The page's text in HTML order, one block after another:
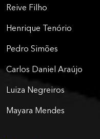
Reive Filho
Henrique Tenório
Pedro Simões
Carlos Daniel Araújo
Luiza Negreiros
Mayara Mendes